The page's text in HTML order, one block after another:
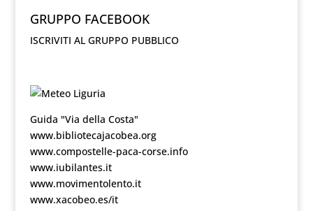
GRUPPO FACEBOOK
ISCRIVITI AL GRUPPO PUBBLICO
Guida "Via della Costa"
www.bibliotecajacobea.org
www.compostelle-paca-corse.info
www.iubilantes.it
www.movimentolento.it
www.xacobeo.es/it